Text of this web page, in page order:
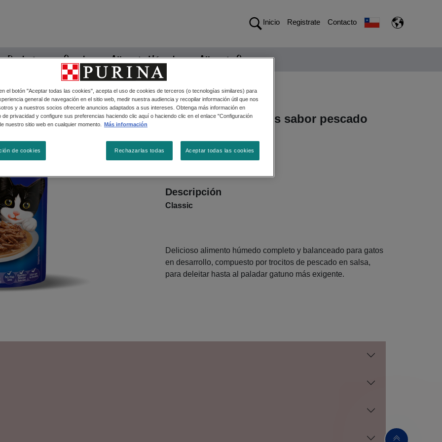
Inicio Registrate Contacto
Productos Snacks Alimento Húmedo Alimento Seco
Alimento Húmedo
Sobre Felix® gatitos sabor pescado
Tamaños disponibles
Descripción
Classic
Delicioso alimento húmedo completo y balanceado para gatos
en desarrollo, compuesto por trocitos de pescado en salsa,
para deleitar hasta al paladar gatuno más exigente.
el botón "Aceptar todas las cookies", acepta el uso de cookies de terceros (o tecnologías similares) para
general de navegación en el sitio web, medir nuestra audiencia y recopilar información útil que nos
y a nuestros socios ofrecerle anuncios adaptados a sus intereses. Obtenga más información en
de privacidad y configure sus preferencias haciendo clic aquí o haciendo clic en el enlace "Configuración
nuestro sitio web en cualquier momento.
Más información
Rechazarlas todas Aceptar todas las cookies
de cookies